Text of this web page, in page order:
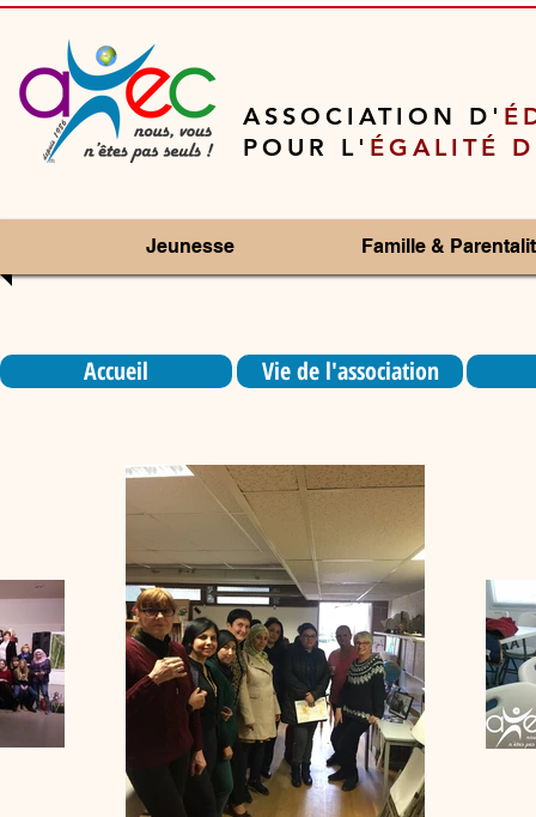
ASSOCIATION D'
POUR L' ÉGALITÉ
Jeunesse Famille &
Accueil Vie de l'association